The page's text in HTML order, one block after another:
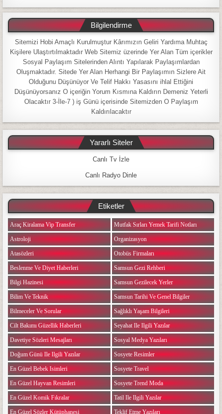
Bilgilendirme
Sitemizi Hobi Amaçlı Kurulmuştur Kârımızın Geliri Yardıma Muhtaç
Kişilere Ulaştırtılmaktadır Web Sitemiz üzerinde Yer Alan Tüm içerikler
Sosyal Paylaşım Sitelerinden Alıntı Yapılarak Paylaşımlardan
Oluşmaktadır. Sitede Yer Alan Herhangi Bir Paylaşımın Sizlere Ait
Olduğunu Düşünüyor Ve Telif Hakkı Yasasını ihlal Ettiğini
Düşünüyorsanız O içeriğin Yorum Kısmına Kaldırın Demeniz Yeterli
Olacaktır 3-İle-7 ) iş Günü içerisinde Sitemizden O Paylaşım
Kaldırılacaktır
Yararlı Siteler
Canlı Tv İzle
Canlı Radyo Dinle
Etiketler
Araç Kiralama Vip Transfer
Astroloji
Atasözleri
Beslenme Ve Diyet Haberleri
Bilgi Hazinesi
Bilim Ve Teknik
Bilmeceler Ve Sorular
Cilt Bakımı Güzellik Haberleri
Davetiye Sözleri Mesajları
Doğum Günü Ile Ilgili Yazılar
En Güzel Bebek Isimleri
En Güzel Hayvan Resimleri
En Güzel Komik Fıkralar
En Güzel Sözler Kütüphanesi
Mutfak Sırları Yemek Tarifi Notları
Organizasyon
Otobüs Firmaları
Samsun Gezi Rehberi
Samsun Gezilecek Yerler
Samsun Tarihi Ve Genel Bilgiler
Sağlıklı Yaşam Bilgileri
Seyahat Ile Ilgili Yazılar
Sosyal Medya Yazıları
Sosyete Resimler
Sosyete Travel
Sosyete Trend Moda
Tatil Ile Ilgili Yazılar
Teklif Etme Yazıları